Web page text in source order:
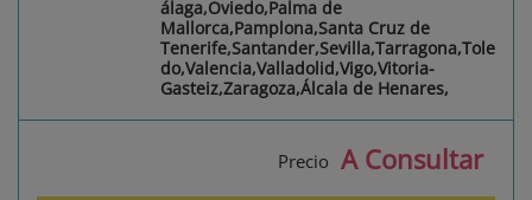
álaga,Oviedo,Palma de
Mallorca,Pamplona,Santa Cruz de
Tenerife,Santander,Sevilla,Tarragona,Tole
do,Valencia,Valladolid,Vigo,Vitoria-
Gasteiz,Zaragoza,Álcala de Henares,
Precio A Consultar